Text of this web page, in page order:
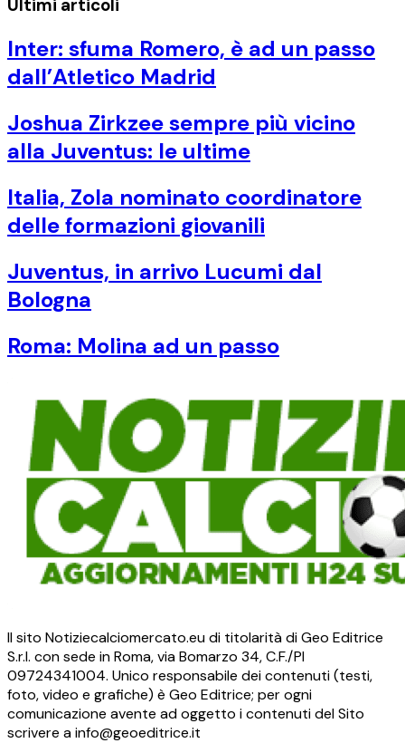
Ultimi articoli
Inter: sfuma Romero, è ad un passo
dall’Atletico Madrid
Joshua Zirkzee sempre più vicino
alla Juventus: le ultime
Italia, Zola nominato coordinatore
delle formazioni giovanili
Juventus, in arrivo Lucumi dal
Bologna
Roma: Molina ad un passo
Il sito Notiziecalciomercato.eu di titolarità di Geo Editrice
S.r.l. con sede in Roma, via Bomarzo 34, C.F./PI
09724341004. Unico responsabile dei contenuti (testi,
foto, video e grafiche) è Geo Editrice; per ogni
comunicazione avente ad oggetto i contenuti del Sito
scrivere a info@geoeditrice.it